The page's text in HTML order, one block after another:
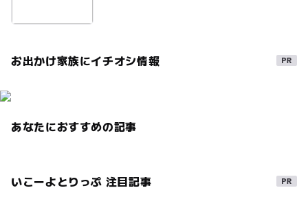
お出かけ家族にイチオシ情報
あなたにおすすめの記事
いこーよとりっぷ 注目記事